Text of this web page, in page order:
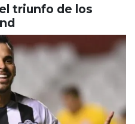
triunfo de los